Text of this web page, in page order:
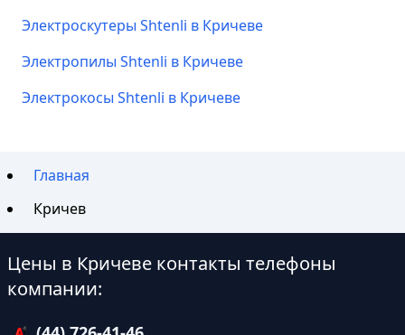
Электроскутеры Shtenli в Кричеве
Электропилы Shtenli в Кричеве
Электрокосы Shtenli в Кричеве
Главная
Кричев
Цены в Кричеве контакты телефоны
компании: